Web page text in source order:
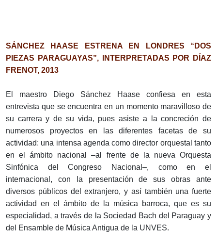
SÁNCHEZ HAASE ESTRENA EN LONDRES “DOS
PIEZAS PARAGUAYAS”, INTERPRETADAS POR DÍAZ
FRENOT, 2013
El maestro Diego Sánchez Haase confiesa en esta
entrevista que se encuentra en un momento maravilloso de
su carrera y de su vida, pues asiste a la concreción de
numerosos proyectos en las diferentes facetas de su
actividad: una intensa agenda como director orquestal tanto
en el ámbito nacional –al frente de la nueva Orquesta
Sinfónica del Congreso Nacional–, como en el
internacional, con la presentación de sus obras ante
diversos públicos del extranjero, y así también una fuerte
actividad en el ámbito de la música barroca, que es su
especialidad, a través de la Sociedad Bach del Paraguay y
del Ensamble de Música Antigua de la UNVES.